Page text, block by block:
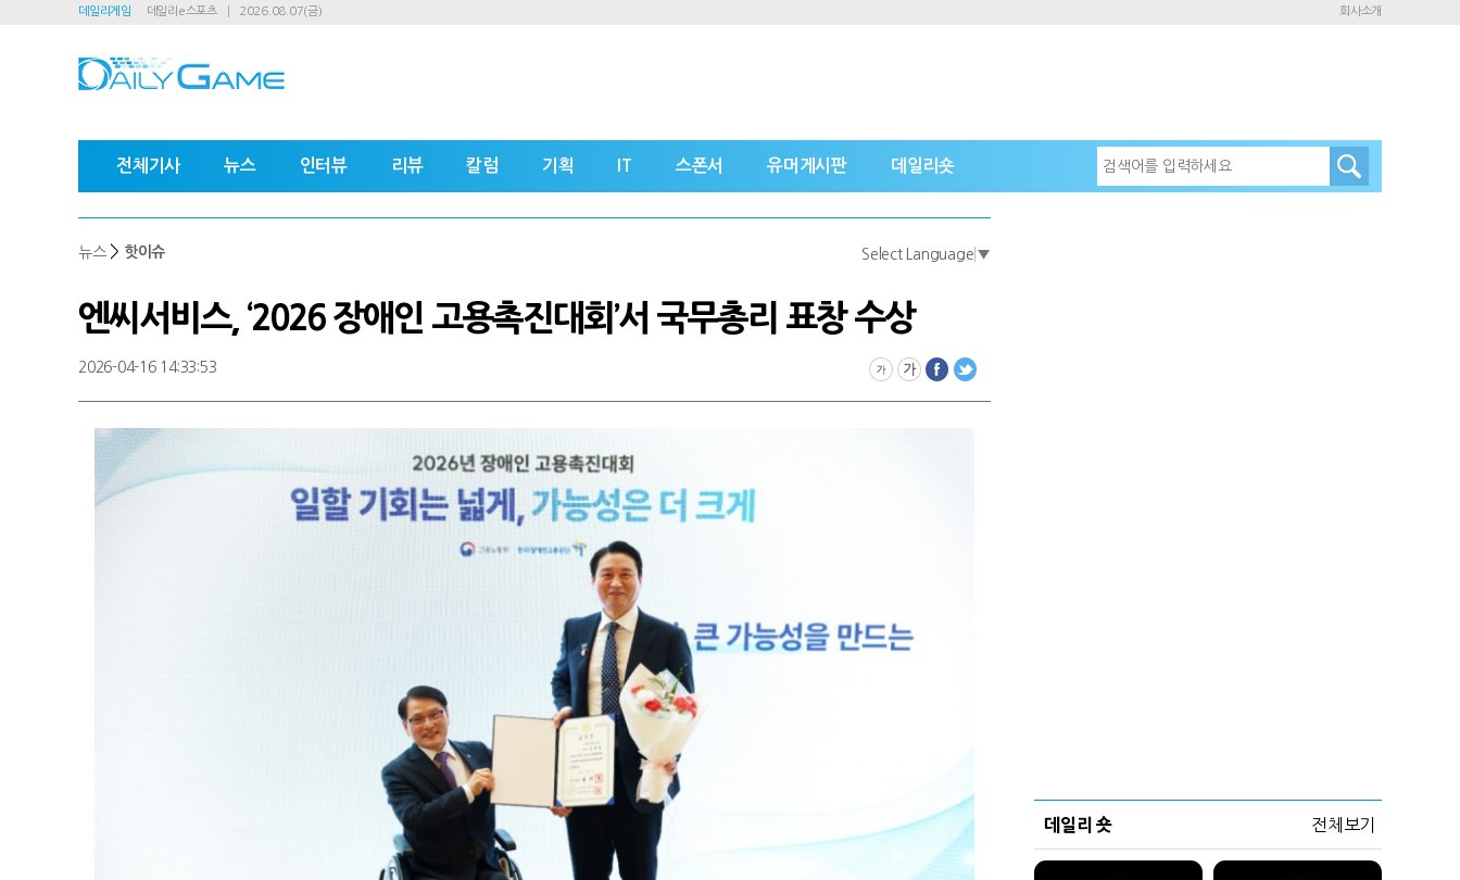
데일리게임 데일리e스포츠 2026.08.07(금) 회사소개
전체기사 뉴스 인터뷰 리뷰 칼럼 기획 IT 스폰서 유머게시판 데일리숏
뉴스 > 핫이슈 Select Language ▼
엔씨서비스, ‘2026 장애인 고용촉진대회’서 국무총리 표창 수상
2026-04-16 14:33:53
데일리 숏 전체보기